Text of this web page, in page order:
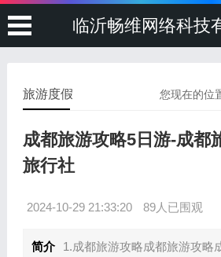
临沂畅维网络科技
您现在的位
旅游度假
成都旅游攻略5日游-成都
旅行社
2024-10-29 21:33:20 89人已围观
简介
1.成都旅游攻略成都旅游攻略